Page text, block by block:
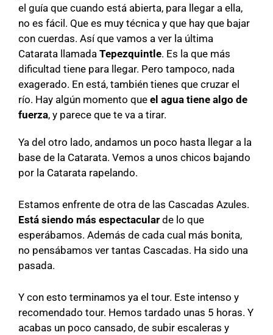
el guía que cuando está abierta, para llegar a ella,
no es fácil. Que es muy técnica y que hay que bajar
con cuerdas. Así que vamos a ver la última
Catarata llamada Tepezquintle. Es la que más
dificultad tiene para llegar. Pero tampoco, nada
exagerado. En está, también tienes que cruzar el
río. Hay algún momento que el agua tiene algo de
fuerza, y parece que te va a tirar.
Ya del otro lado, andamos un poco hasta llegar a la
base de la Catarata. Vemos a unos chicos bajando
por la Catarata rapelando.
Estamos enfrente de otra de las Cascadas Azules.
Está siendo más espectacular de lo que
esperábamos. Además de cada cual más bonita,
no pensábamos ver tantas Cascadas. Ha sido una
pasada.
Y con esto terminamos ya el tour. Este intenso y
recomendado tour. Hemos tardado unas 5 horas. Y
acabas un poco cansado, de subir escaleras y